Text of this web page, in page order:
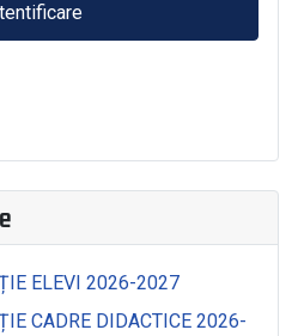
ELEVI 2026-2027
CADRE DIDACTICE 2026-